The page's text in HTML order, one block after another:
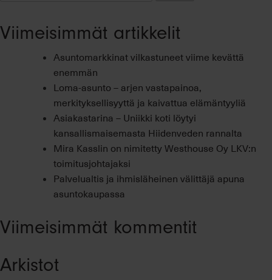
Viimeisimmät artikkelit
Asuntomarkkinat vilkastuneet viime kevättä
enemmän
Loma-asunto – arjen vastapainoa,
merkityksellisyyttä ja kaivattua elämäntyyliä
Asiakastarina – Uniikki koti löytyi
kansallismaisemasta Hiidenveden rannalta
Mira Kasslin on nimitetty Westhouse Oy LKV:n
toimitusjohtajaksi
Palvelualtis ja ihmisläheinen välittäjä apuna
asuntokaupassa
Viimeisimmät kommentit
Arkistot